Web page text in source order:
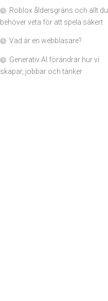
Roblox åldersgräns och allt du
behöver veta för att spela säkert
Vad är en webbläsare?
Generativ AI förändrar hur vi
skapar, jobbar och tänker